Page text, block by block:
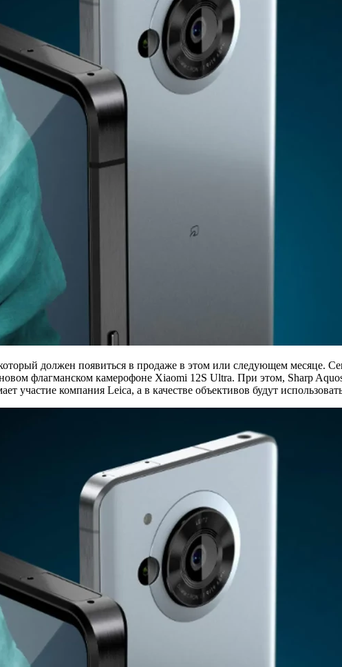
должен появиться в продаже в этом или следующем месяце.
флагманском камерофоне Xiaomi 12S Ultra. При этом, Sharp Aquos
компания Leica, а в качестве объективов будут